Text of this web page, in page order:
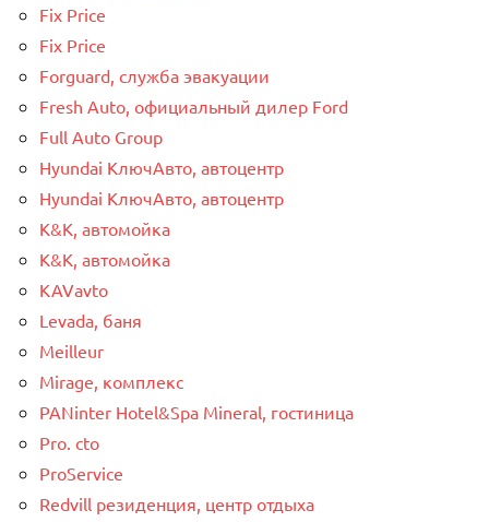
Fix Price
Fix Price
Forguard, служба эвакуации
Fresh Auto, официальный дилер Ford
Full Auto Group
Hyundai КлючАвто, автоцентр
Hyundai КлючАвто, автоцентр
K&K, автомойка
K&K, автомойка
KAVavto
Levada, баня
Meilleur
Mirage, комплекс
PANinter Hotel&Spa Mineral, гостиница
Pro. cto
ProService
Redvill pезиденция, центр отдыха